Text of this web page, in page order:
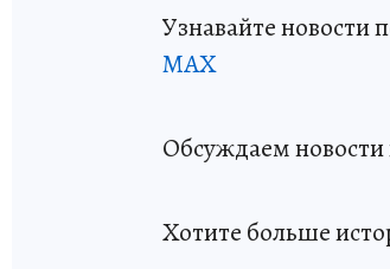
Узнавайте
МАХ
Обсуждаем
Хотите больше